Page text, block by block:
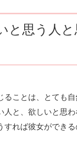
と思う人と
ことは、とても自
と、欲しいと思わ
れば彼女ができる